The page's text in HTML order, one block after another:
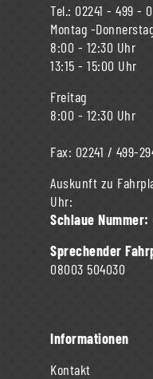
Tel.: 02241 - 499 - 0
Montag -
8:00 - 12:30 Uhr
13:15 - 15:00 Uhr
Freitag
8:00 - 12:30 Uhr
Fax: 02241 / 499-
Auskunft zu
Uhr:
Schlaue Nummer:
Sprechender
08003 504030
Informationen
Kontakt